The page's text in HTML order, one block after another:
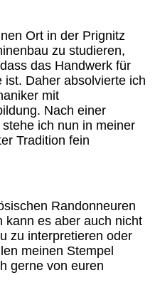
Ort in der Prignitz
zu studieren,
das Handwerk für
ist. Daher absolvierte ich
mit
Nach einer
ich nun in meiner
Tradition fein
Randonneuren
kann es aber auch nicht
zu interpretieren oder
meinen Stempel
gerne von euren